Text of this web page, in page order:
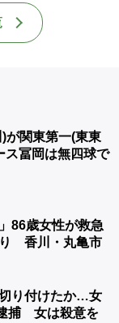
関東第一(東東
ス冨岡は無四球で
86歳女性が救急
香川・丸亀市
り付けたか…女
捕 女は殺意を